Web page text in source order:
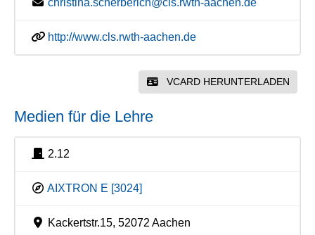
christina.scherberich@cls.rwth-aachen.de
http://www.cls.rwth-aachen.de
VCARD HERUNTERLADEN
Medien für die Lehre
2.12
AIXTRON E [3024]
Kackertstr.15, 52072 Aachen